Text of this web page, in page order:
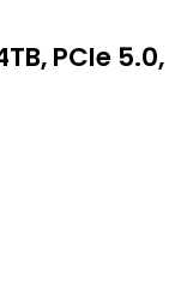
PCIe 5.0,